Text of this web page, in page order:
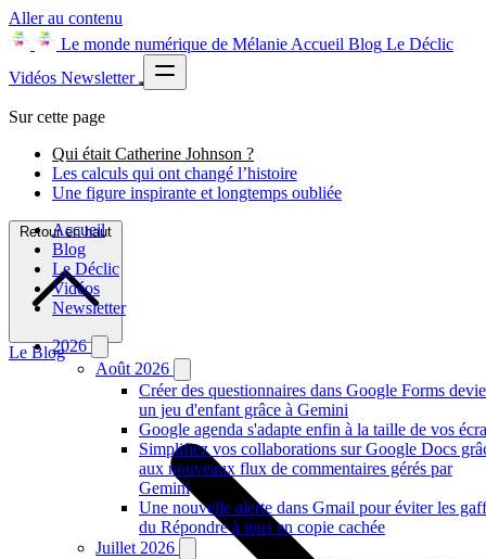
Aller au contenu
Le monde numérique de Mélanie Accueil Blog Le Déclic
Vidéos Newsletter
Accueil
Blog
Le Déclic
Vidéos
Newsletter
2026
Août 2026
Créer des questionnaires dans Google Forms
un jeu d'enfant grâce à Gemini
Google agenda s'adapte enfin à la taille de vos
Simplifiez vos collaborations sur Google Docs
aux nouveaux flux de commentaires gérés par
Gemini
Une nouvelle alerte dans Gmail pour éviter les
du Répondre à tous en copie cachée
Juillet 2026
Sur cette page
Qui était Catherine Johnson ?
Les calculs qui ont changé l’histoire
Une figure inspirante et longtemps oubliée
Retour en haut
Le Blog